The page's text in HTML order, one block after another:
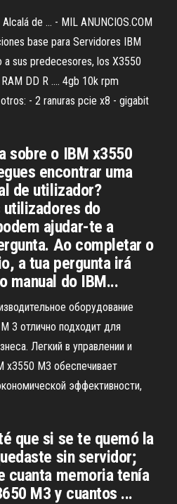
de ... - MIL ANUNCIOS.COM
base para Servidores IBM
sus predecesores, los X3550
DD R .... 4gb 10k rpm
- 2 ranuras pcie x8 - gigabit
sobre o IBM x3550
encontrar uma
de utilizador?
utilizadores do
ajudar-te a
Ao completar o
a tua pergunta irá
manual do IBM...
оборудование
3 отлично подходит для
Легкий в управлении и
x3550 M3 обеспечивает
эффективности,
que si se te quemó la
sin servidor;
cuanta memoria tenía
M3 y cuantos ...